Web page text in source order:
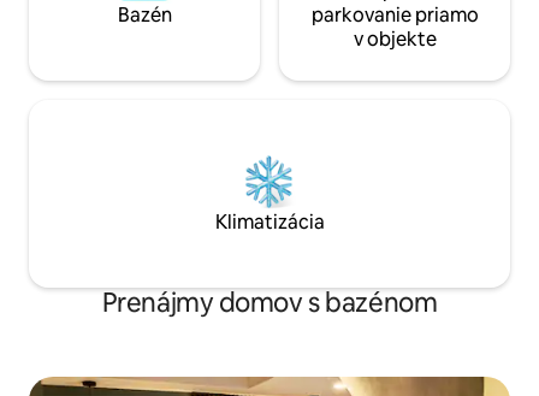
Bazén
parkovanie priamo
v objekte
Klimatizácia
Prenájmy domov s bazénom